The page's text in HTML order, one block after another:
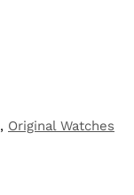
, Original Watches